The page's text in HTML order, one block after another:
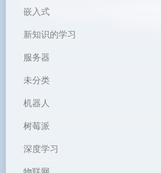
嵌入式
新知识的学习
服务器
未分类
机器人
树莓派
深度学习